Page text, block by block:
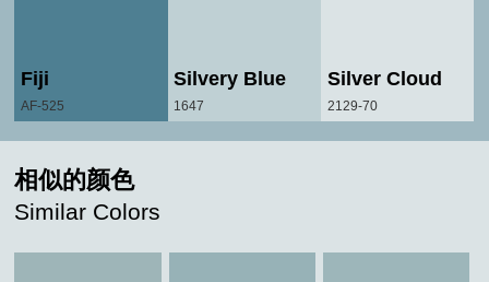
Fiji
AF-525
Silvery Blue
1647
Silver Cloud
2129-70
相似的颜色
Similar Colors